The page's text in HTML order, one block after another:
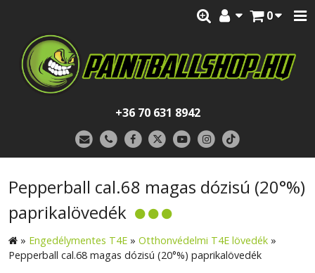
0
+36 70 631 8942
Pepperball cal.68 magas dózisú (20°%)
paprikalövedék
» Engedélymentes T4E » Otthonvédelmi T4E lövedék »
Pepperball cal.68 magas dózisú (20°%) paprikalövedék